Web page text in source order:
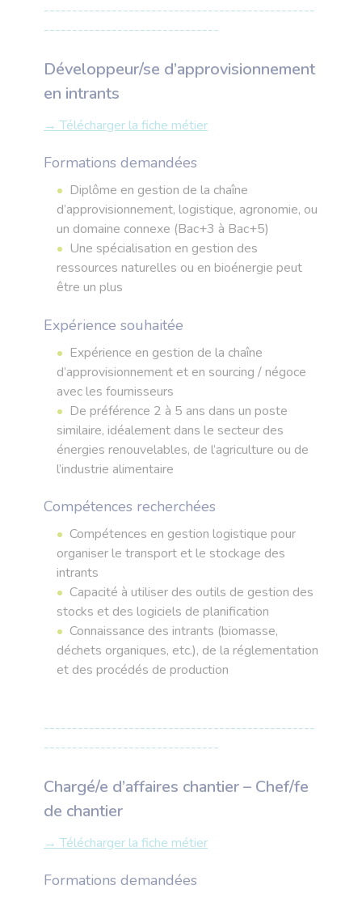
------------------------------------------------
-------------------------------
Développeur/se d’approvisionnement
en intrants
→ Télécharger la fiche métier
Formations demandées
Diplôme en gestion de la chaîne
d’approvisionnement, logistique, agronomie, ou
un domaine connexe (Bac+3 à Bac+5)
Une spécialisation en gestion des
ressources naturelles ou en bioénergie peut
être un plus
Expérience souhaitée
Expérience en gestion de la chaîne
d’approvisionnement et en sourcing / négoce
avec les fournisseurs
De préférence 2 à 5 ans dans un poste
similaire, idéalement dans le secteur des
énergies renouvelables, de l’agriculture ou de
l’industrie alimentaire
Compétences recherchées
Compétences en gestion logistique pour
organiser le transport et le stockage des
intrants
Capacité à utiliser des outils de gestion des
stocks et des logiciels de planification
Connaissance des intrants (biomasse,
déchets organiques, etc.), de la réglementation
et des procédés de production
------------------------------------------------
-------------------------------
Chargé/e d’affaires chantier – Chef/fe
de chantier
→ Télécharger la fiche métier
Formations demandées